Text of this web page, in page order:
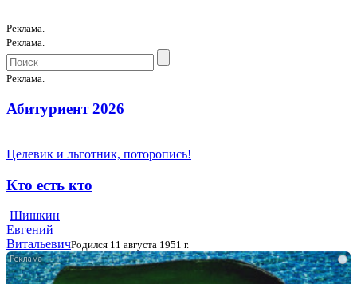
Реклама.
Реклама.
Реклама.
Абитуриент 2026
Целевик и льготник, поторопись!
Кто есть кто
Шишкин
Евгений
ВитальевичРодился 11 августа 1951 г.
i